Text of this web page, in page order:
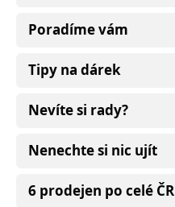
Poradíme vám
Tipy na dárek
Nevíte si rady?
Nenechte si nic ujít
6 prodejen po celé ČR